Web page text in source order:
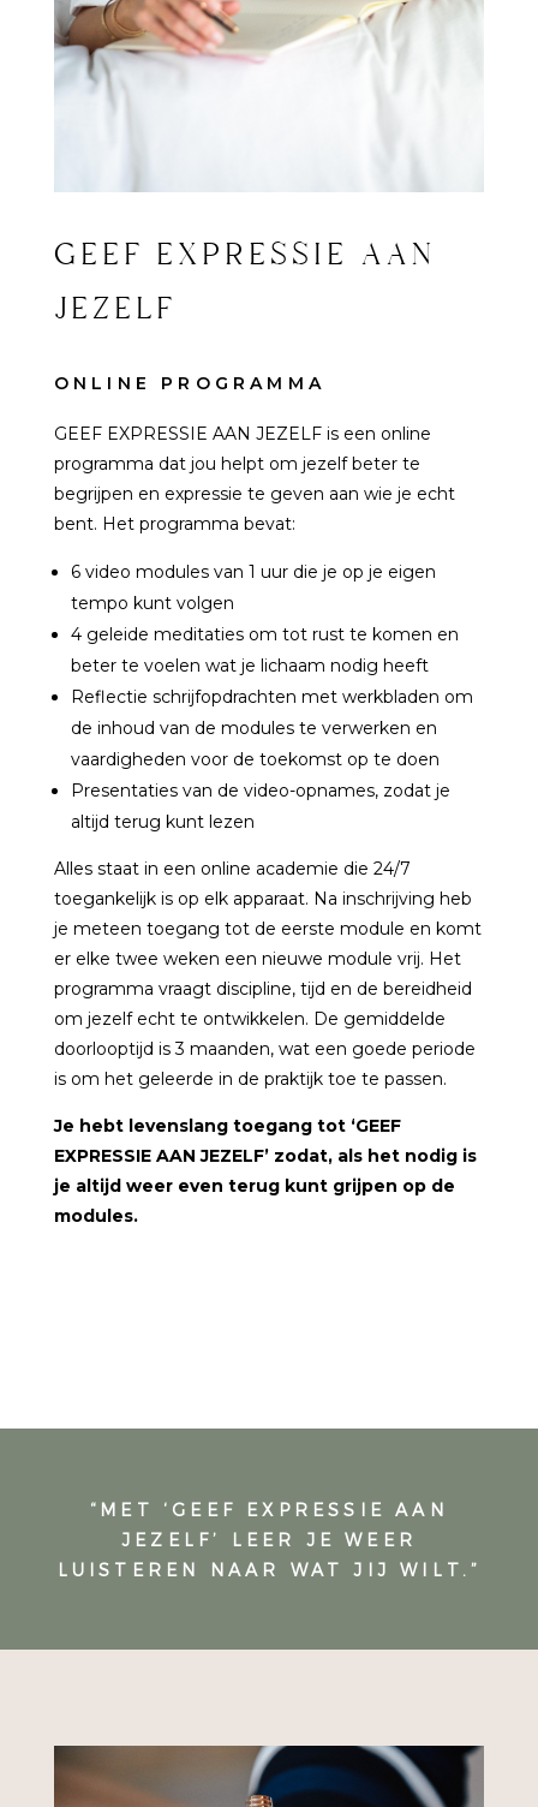
GEEF EXPRESSIE AAN
JEZELF
ONLINE PROGRAMMA
GEEF EXPRESSIE AAN JEZELF is een online
programma dat jou helpt om jezelf beter te
begrijpen en expressie te geven aan wie je echt
bent. Het programma bevat:
6 video modules van 1 uur die je op je eigen
tempo kunt volgen
4 geleide meditaties om tot rust te komen en
beter te voelen wat je lichaam nodig heeft
Reflectie schrijfopdrachten met werkbladen om
de inhoud van de modules te verwerken en
vaardigheden voor de toekomst op te doen
Presentaties van de video-opnames, zodat je
altijd terug kunt lezen
Alles staat in een online academie die 24/7
toegankelijk is op elk apparaat. Na inschrijving heb
je meteen toegang tot de eerste module en komt
er elke twee weken een nieuwe module vrij. Het
programma vraagt discipline, tijd en de bereidheid
om jezelf echt te ontwikkelen. De gemiddelde
doorlooptijd is 3 maanden, wat een goede periode
is om het geleerde in de praktijk toe te passen.
Je hebt levenslang toegang tot ‘GEEF
EXPRESSIE AAN JEZELF’ zodat, als het nodig is
je altijd weer even terug kunt grijpen op de
modules.
“MET ‘GEEF EXPRESSIE AAN
JEZELF’ LEER JE WEER
LUISTEREN NAAR WAT JIJ WILT.”